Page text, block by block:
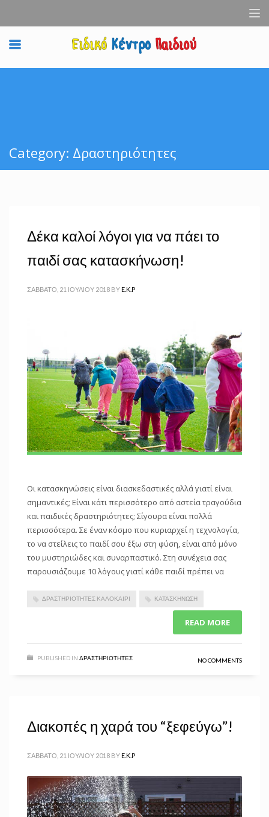
Category: Δραστηριότητες
Δέκα καλοί λόγοι για να πάει το
παιδί σας κατασκήνωση!
ΣΆΒΒΑΤΟ, 21 ΙΟΥΛΊΟΥ 2018 BYE.K.P
Οι κατασκηνώσεις είναι διασκεδαστικές αλλά γιατί είναι
σημαντικές; Είναι κάτι περισσότερο από αστεία τραγούδια
και παιδικές δραστηριότητες; Σίγουρα είναι πολλά
περισσότερα. Σε έναν κόσμο που κυριαρχεί η τεχνολογία,
το να στείλεις το παιδί σου έξω στη φύση, είναι από μόνο
του μυστηριώδες και συναρπαστικό. Στη συνέχεια σας
παρουσιάζουμε 10 λόγους γιατί κάθε παιδί πρέπει να
ΔΡΑΣΤΗΡΙΌΤΗΤΕΣ ΚΑΛΟΚΑΊΡΙ ΚΑΤΑΣΚΉΝΩΣΗ
READ MORE
PUBLISHED IN ΔΡΑΣΤΗΡΙΌΤΗΤΕΣ NO COMMENTS
Διακοπές η χαρά του “ξεφεύγω”!
ΣΆΒΒΑΤΟ, 21 ΙΟΥΛΊΟΥ 2018 BYE.K.P